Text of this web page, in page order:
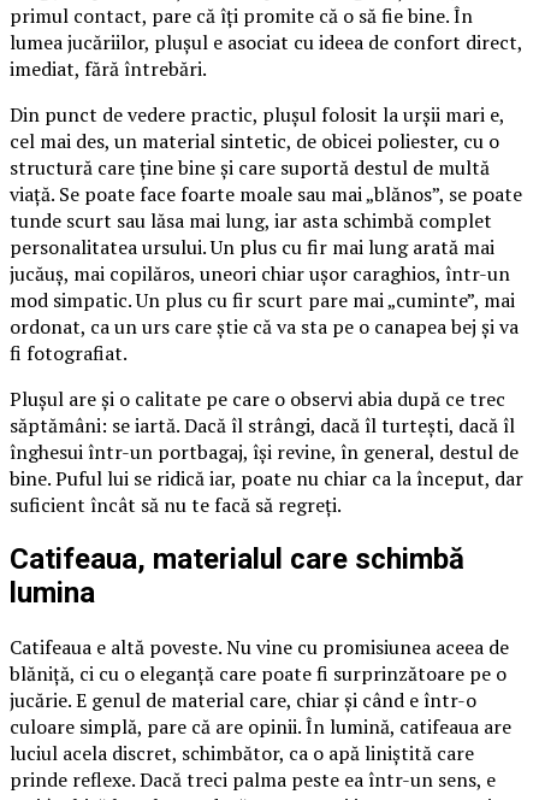
primul contact, pare că îți promite că o să fie bine. În
lumea jucăriilor, plușul e asociat cu ideea de confort direct,
imediat, fără întrebări.
Din punct de vedere practic, plușul folosit la urșii mari e,
cel mai des, un material sintetic, de obicei poliester, cu o
structură care ține bine și care suportă destul de multă
viață. Se poate face foarte moale sau mai „blănos”, se poate
tunde scurt sau lăsa mai lung, iar asta schimbă complet
personalitatea ursului. Un plus cu fir mai lung arată mai
jucăuș, mai copilăros, uneori chiar ușor caraghios, într-un
mod simpatic. Un plus cu fir scurt pare mai „cuminte”, mai
ordonat, ca un urs care știe că va sta pe o canapea bej și va
fi fotografiat.
Plușul are și o calitate pe care o observi abia după ce trec
săptămâni: se iartă. Dacă îl strângi, dacă îl turtești, dacă îl
înghesui într-un portbagaj, își revine, în general, destul de
bine. Puful lui se ridică iar, poate nu chiar ca la început, dar
suficient încât să nu te facă să regreți.
Catifeaua, materialul care schimbă
lumina
Catifeaua e altă poveste. Nu vine cu promisiunea aceea de
blăniță, ci cu o eleganță care poate fi surprinzătoare pe o
jucărie. E genul de material care, chiar și când e într-o
culoare simplă, pare că are opinii. În lumină, catifeaua are
luciul acela discret, schimbător, ca o apă liniștită care
prinde reflexe. Dacă treci palma peste ea într-un sens, e